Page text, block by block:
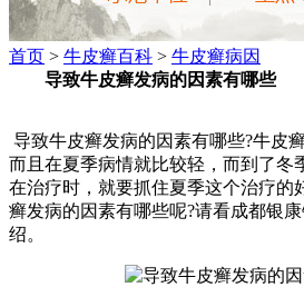
首页 > 牛皮癣百科 > 牛皮癣病因
导致牛皮癣发病的因素有哪些
导致牛皮癣发病的因素有哪些?牛皮
而且在夏季病情就比较轻，而到了冬
在治疗时，就要抓住夏季这个治疗的
癣发病的因素有哪些呢?请看成都银
绍。